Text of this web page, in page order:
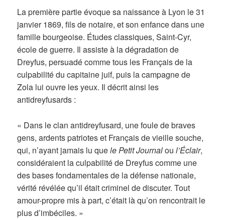
La première partie évoque sa naissance à Lyon le 31
janvier 1869, fils de notaire, et son enfance dans une
famille bourgeoise. Études classiques, Saint-Cyr,
école de guerre. Il assiste à la dégradation de
Dreyfus, persuadé comme tous les Français de la
culpabilité du capitaine juif, puis la campagne de
Zola lui ouvre les yeux. Il décrit ainsi les
antidreyfusards :
« Dans le clan antidreyfusard, une foule de braves
gens, ardents patriotes et Français de vieille souche,
qui, n’ayant jamais lu quele Petit Journaloul’Éclair,
considéraient la culpabilité de Dreyfus comme une
des bases fondamentales de la défense nationale,
vérité révélée qu’il était criminel de discuter. Tout
amour-propre mis à part, c’était là qu’on rencontrait le
plus d’imbéciles. »